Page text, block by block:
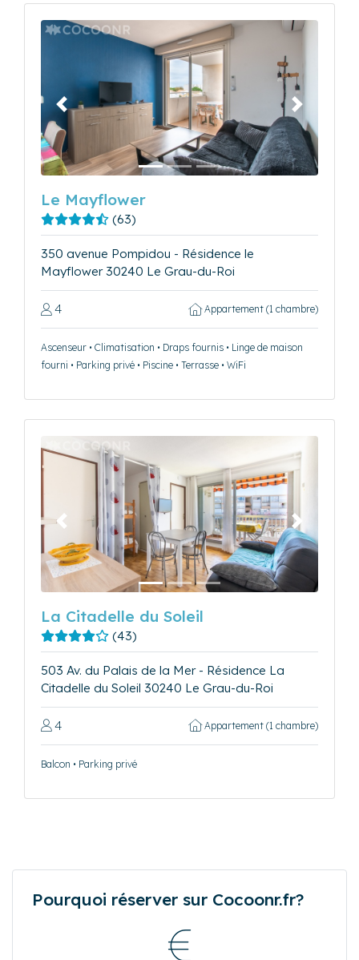
Précédent Suivant
Le Mayflower
(63)
350 avenue Pompidou - Résidence le
Mayflower 30240 Le Grau-du-Roi
4 Appartement (1 chambre)
Ascenseur • Climatisation • Draps fournis • Linge de maison
fourni • Parking privé • Piscine • Terrasse • WiFi
Précédent Suivant
La Citadelle du Soleil
(43)
503 Av. du Palais de la Mer - Résidence La
Citadelle du Soleil 30240 Le Grau-du-Roi
4 Appartement (1 chambre)
Balcon • Parking privé
Pourquoi réserver sur Cocoonr.fr?